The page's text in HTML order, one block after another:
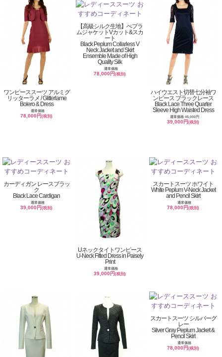
ワンピーススーツ アルミグ
リッターラメ / Glitterlame
Bolero & Dress
通常価格
78,000円(税別)
【高級シルク生地】ぺプラ
ムジャケットVカット&スカ
ート
Black Peplum Collarless V
Neck Jacket and Skirt
Ensemble Made of High
Quality Silk
通常価格
78,000円(税別)
ハイウエスト切替七分袖ワ
ンピース ブラックレース
Black Lace Three Quarter
Sleeve High Waisted Dress
通常価格 45,000円
39,000円(税別)
カーディガン レースブラッ
ク
Black Lace Cardigan
通常価格
39,000円(税別)
Uネックタイトワンピース
U-Neck Fitted Dress in Paisely
Print
通常価格
39,000円(税別)
スカートスーツ ホワイト
White Peplum V-Neck Jacket
and Pencil Skirt
通常価格
78,000円(税別)
スカートスーツ シルバーグ
レー
Silver Gray Peplum Jacket &
Pencil Skirt
通常価格
78,000円(税別)